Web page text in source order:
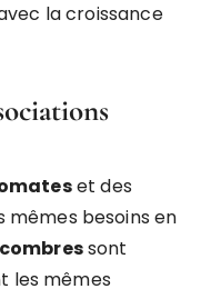
la croissance
et des
mêmes besoins en
sont
les mêmes